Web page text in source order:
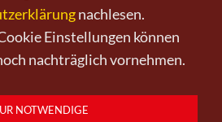
KontaktWirNewsletter Datenschutz
AGB Widerruf
D-64625 Bensheim
nachlesen.
Einstellungen können
nachträglich vornehmen.
NOTWENDIGE